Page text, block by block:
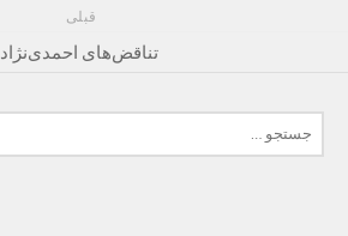
قبلی
تناقض‌های احمدی‌نژاد
برای: